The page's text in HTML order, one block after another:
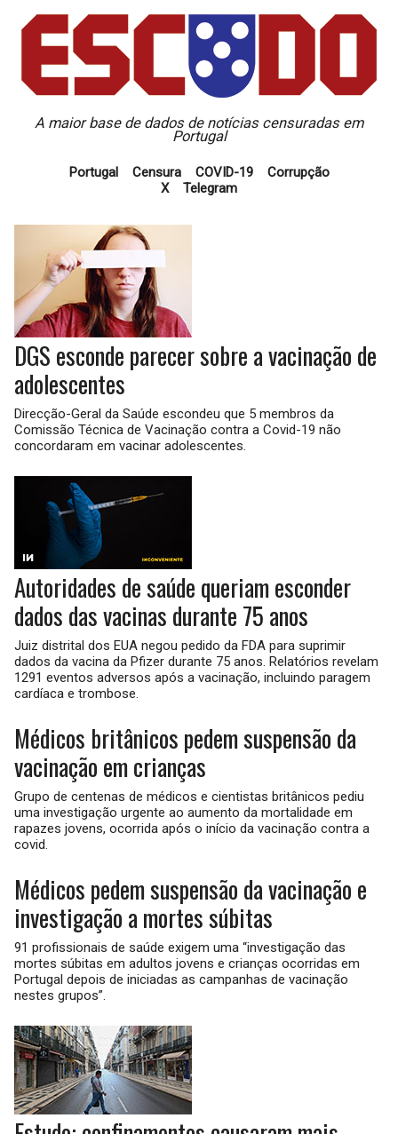
A maior base de dados de notícias censuradas em
Portugal
Portugal Censura COVID-19
Corrupção
X
Telegram
DGS esconde parecer sobre a vacinação de
adolescentes
Direcção-Geral da Saúde escondeu que 5 membros da
Comissão Técnica de Vacinação contra a Covid-19 não
concordaram em vacinar adolescentes.
Autoridades de saúde queriam esconder
dados das vacinas durante 75 anos
Juiz distrital dos EUA negou pedido da FDA para suprimir
dados da vacina da Pfizer durante 75 anos. Relatórios revelam
1291 eventos adversos após a vacinação, incluindo paragem
cardíaca e trombose.
Médicos britânicos pedem suspensão da
vacinação em crianças
Grupo de centenas de médicos e cientistas britânicos pediu
uma investigação urgente ao aumento da mortalidade em
rapazes jovens, ocorrida após o início da vacinação contra a
covid.
Médicos pedem suspensão da vacinação e
investigação a mortes súbitas
91 profissionais de saúde exigem uma “investigação das
mortes súbitas em adultos jovens e crianças ocorridas em
Portugal depois de iniciadas as campanhas de vacinação
nestes grupos”.